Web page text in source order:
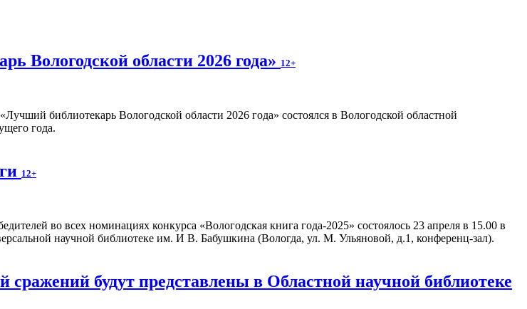
Вологодской области 2026 года» 12+
библиотекарь Вологодской области 2026 года» состоялся в Вологодской областной
года.
12+
во всех номинациях конкурса «Вологодская книга года-2025» состоялось 23 апреля в 15.00 в
научной библиотеке им. И В. Бабушкина (Вологда, ул. М. Ульяновой, д.1, конференц-зал).
сражений будут представлены в Областной научной библиотеке